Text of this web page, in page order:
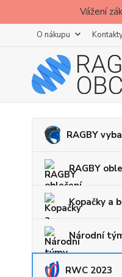
Vážení
O nákupu
RAGBY
RAGBY
Kopačky a
Národní
RWC 2023